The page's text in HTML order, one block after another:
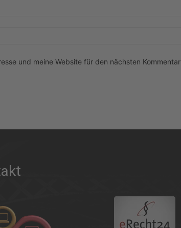
und meine Website für den nächsten Kommentar